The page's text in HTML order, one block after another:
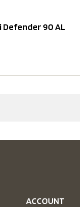
90 AL
ACCOUNT